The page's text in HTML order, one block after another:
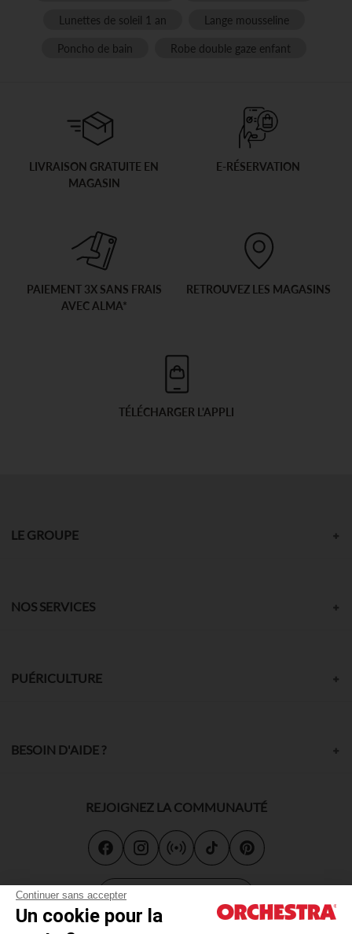
Continuer sans accepter
Un cookie pour la
Lunettes de soleil 1 an
Lange mousseline
Poncho de bain
Robe double gaze enfant
LIVRAISON GRATUITE EN
MAGASIN
E-RÉSERVATION
PAIEMENT 3X SANS FRAIS
AVEC ALMA*
RETROUVEZ LES MAGASINS
TÉLÉCHARGER L'APPLI
LE GROUPE
NOS SERVICES
PUÉRICULTURE
BESOIN D'AIDE ?
REJOIGNEZ LA COMMUNAUTÉ
Carte cadeau